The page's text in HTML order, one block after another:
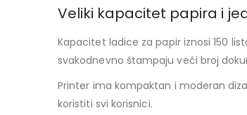
Veliki kapacitet papira i
Kapacitet ladice za papir iznosi 150
svakodnevno štampaju veći broj
Printer ima kompaktan i moderan
koristiti svi korisnici.